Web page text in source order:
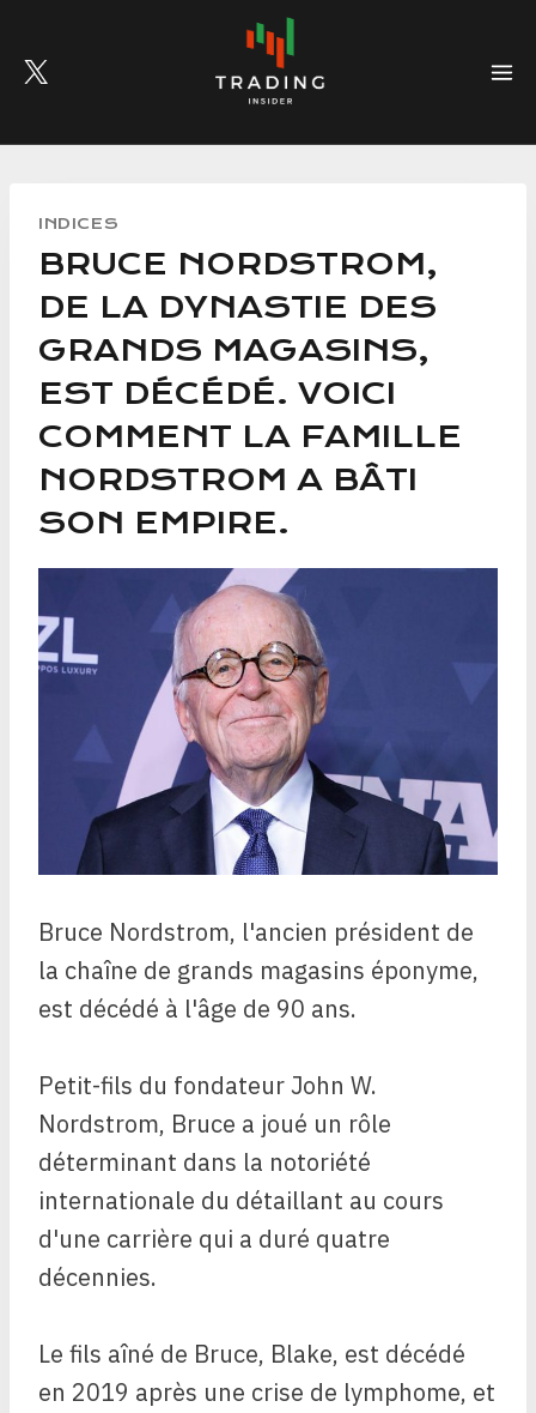
content
INDICES
BRUCE NORDSTROM,
DE LA DYNASTIE DES
GRANDS MAGASINS,
EST DÉCÉDÉ. VOICI
COMMENT LA FAMILLE
NORDSTROM A BÂTI
SON EMPIRE.
Bruce Nordstrom, l'ancien président de
la chaîne de grands magasins éponyme,
est décédé à l'âge de 90 ans.
Petit-fils du fondateur John W.
Nordstrom, Bruce a joué un rôle
déterminant dans la notoriété
internationale du détaillant au cours
d'une carrière qui a duré quatre
décennies.
Le fils aîné de Bruce, Blake, est décédé
en 2019 après une crise de lymphome, et